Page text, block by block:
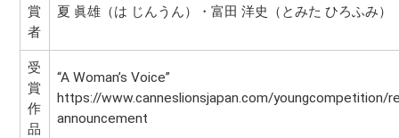
賞
者
夏 眞雄（は じんうん）・富田 洋史（とみた ひろふみ）
受
賞
作
品
“A Woman’s Voice”
https://www.canneslionsjapan.com/youngcompetition/
announcement